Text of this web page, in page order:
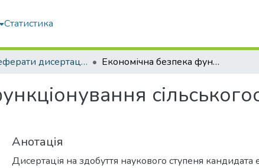
Статистика
Автореферати дисертацій та дисертації Економічна безпека функціонування сільськогосподарських підприємств
Анотація
Дисертація на здобуття наукового ступеня кандидата